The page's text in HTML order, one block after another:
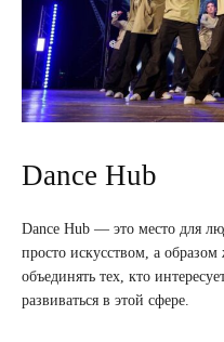
Dance Hub
Dance Hub — это место для
просто искусством, а
объединять тех, кто
развиваться в этой сфере.